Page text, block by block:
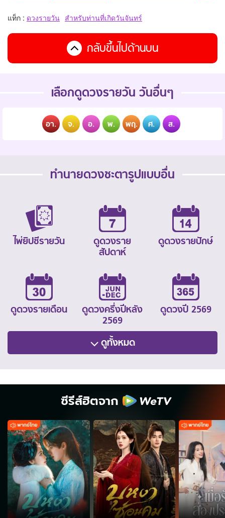
แท็ก : ดวงรายวัน สำหรับท่านที่เกิดวันจันทร์
กลับขึ้นไปด้านบน
เลือกดูดวงรายวัน วันอื่นๆ
อา. จ. อ. พ. พฤ. ศ. ส.
ทำนายดวงชะตารูปแบบอื่น
ไพ่ยิปซีรายวัน
ดูดวงราย
สัปดาห์
ดูดวงรายปักษ์
ดูดวงรายเดือน
ดูดวงครึ่งปีหลัง
2569
ดูดวงปี 2569
ดูทั้งหมด
ซีรีส์ฮิตจาก